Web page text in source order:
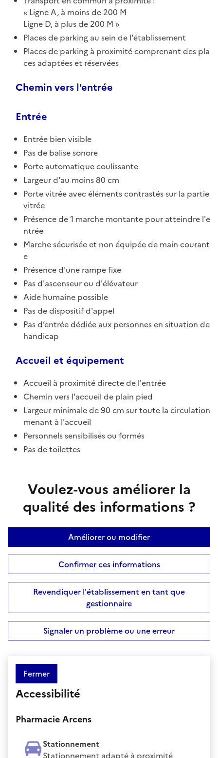
Ligne A, à moins de 200 M
Ligne D, à plus de 200 M
Places de parking au sein de l'établissement
Places de parking à proximité comprenant des pla
ces adaptées et réservées
Chemin vers l'entrée
Entrée
Entrée bien visible
Pas de balise sonore
Porte automatique coulissante
Largeur d'au moins 80 cm
Porte vitrée avec éléments contrastés sur la partie
vitrée
Présence de 1 marche montante pour atteindre l'e
ntrée
Marche sécurisée et non équipée de main courant
e
Présence d'une rampe fixe
Pas d'ascenseur ou d'élévateur
Aide humaine possible
Pas de dispositif d'appel
Pas d’entrée dédiée aux personnes en situation de
handicap
Accueil et équipement
Accueil à proximité directe de l'entrée
Chemin vers l'accueil de plain pied
Largeur minimale de 90 cm sur toute la circulation
menant à l'accueil
Personnels sensibilisés ou formés
Pas de toilettes
Voulez-vous améliorer la
qualité des informations ?
Améliorer ou modifier
Confirmer ces informations
Revendiquer l'établissement en tant que
gestionnaire
Signaler un problème ou une erreur
Fermer
Accessibilité
Pharmacie Arcens
Stationnement
Stationnement adapté à proximité